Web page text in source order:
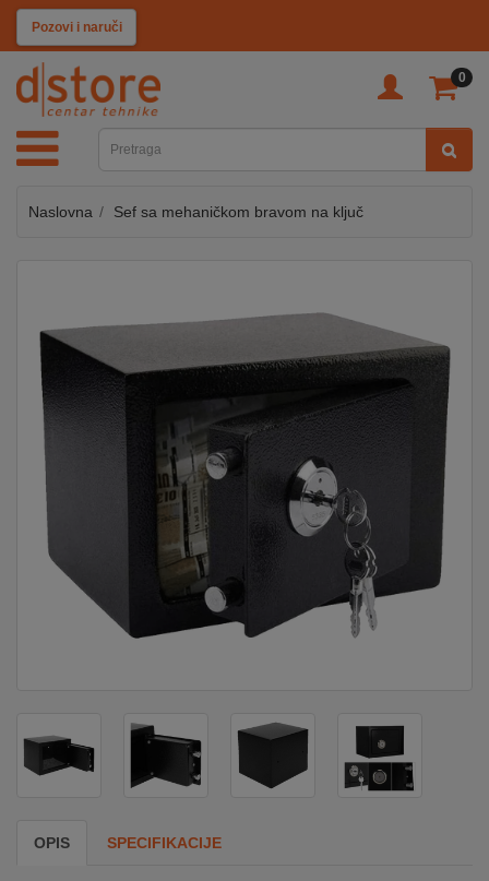
Pozovi i naruči
0
KATEGORIJE
TV
SAT
MOBILNI
KABLOVI
DOM
KLIMATIZACIJA
Naslovna Sef sa mehaničkom bravom na ključ
OPIS SPECIFIKACIJE